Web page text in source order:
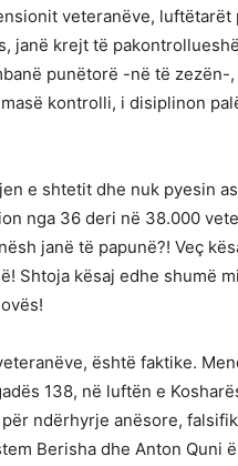
veteranëve, luftëtarët
janë krejt të
punëtorë -në të zezën-,
kontrolli, i disiplinon
e shtetit dhe nuk pyesin
nga 36 deri në 38.000
janë të papunë?! Veç
Shtoja kësaj edhe shumë
është faktike.
138, në luftën e
ndërhyrje anësore,
Berisha dhe Anton Quni